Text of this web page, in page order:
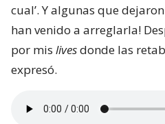
cual’. Y algunas que
han venido a arreglarla!
por mis livesdonde las
expresó.